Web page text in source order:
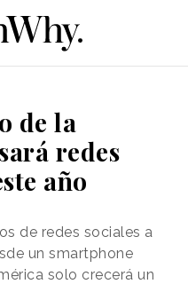
de la
redes
año
de redes sociales a
un smartphone
solo crecerá un